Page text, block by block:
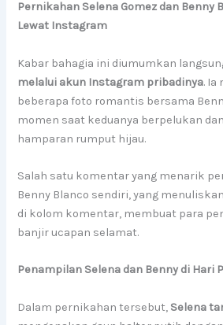
Pernikahan Selena Gomez dan
Lewat Instagram
Kabar bahagia ini diumumkan
melalui akun Instagram pribadinya. Ia
beberapa foto romantis bersama
momen saat keduanya berpelukan
hamparan rumput hijau.
Salah satu komentar yang menarik
Benny Blanco sendiri, yang
di kolom komentar, membuat para
banjir ucapan selamat.
Penampilan Selena dan Benny di Hari
Dalam pernikahan tersebut, Selena